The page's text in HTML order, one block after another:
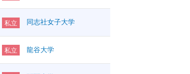
私立 同志社女子大学
私立 龍谷大学